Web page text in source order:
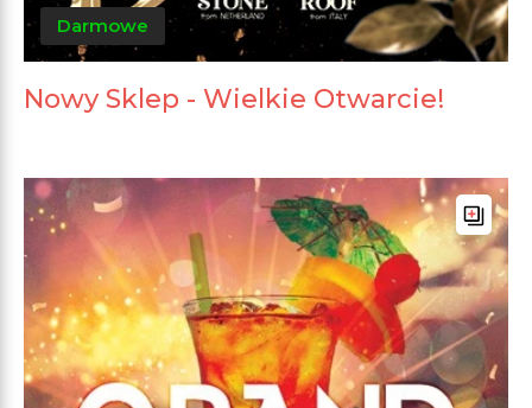
Darmowe
Nowy Sklep - Wielkie Otwarcie!